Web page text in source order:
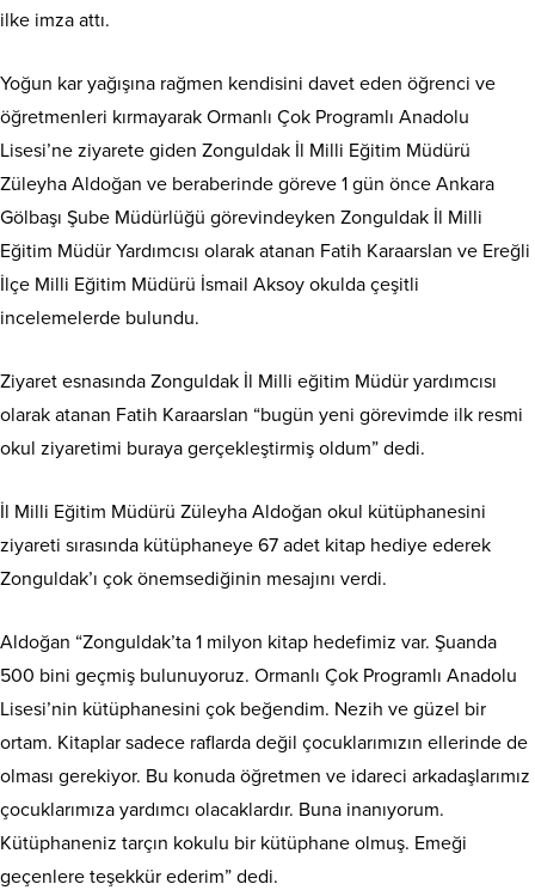
ilke imza attı.
Yoğun kar yağışına rağmen kendisini davet eden öğrenci ve
öğretmenleri kırmayarak Ormanlı Çok Programlı Anadolu
Lisesi’ne ziyarete giden Zonguldak İl Milli Eğitim Müdürü
Züleyha Aldoğan ve beraberinde göreve 1 gün önce Ankara
Gölbaşı Şube Müdürlüğü görevindeyken Zonguldak İl Milli
Eğitim Müdür Yardımcısı olarak atanan Fatih Karaarslan ve Ereğli
İlçe Milli Eğitim Müdürü İsmail Aksoy okulda çeşitli
incelemelerde bulundu.
Ziyaret esnasında Zonguldak İl Milli eğitim Müdür yardımcısı
olarak atanan Fatih Karaarslan “bugün yeni görevimde ilk resmi
okul ziyaretimi buraya gerçekleştirmiş oldum” dedi.
İl Milli Eğitim Müdürü Züleyha Aldoğan okul kütüphanesini
ziyareti sırasında kütüphaneye 67 adet kitap hediye ederek
Zonguldak’ı çok önemsediğinin mesajını verdi.
Aldoğan “Zonguldak’ta 1 milyon kitap hedefimiz var. Şuanda
500 bini geçmiş bulunuyoruz. Ormanlı Çok Programlı Anadolu
Lisesi’nin kütüphanesini çok beğendim. Nezih ve güzel bir
ortam. Kitaplar sadece raflarda değil çocuklarımızın ellerinde de
olması gerekiyor. Bu konuda öğretmen ve idareci arkadaşlarımız
çocuklarımıza yardımcı olacaklardır. Buna inanıyorum.
Kütüphaneniz tarçın kokulu bir kütüphane olmuş. Emeği
geçenlere teşekkür ederim” dedi.